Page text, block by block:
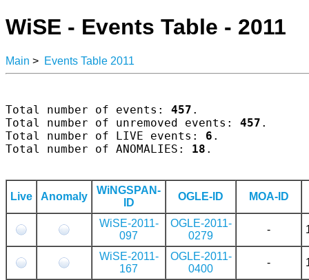
WiSE - Events Table - 2011
Main > Events Table 2011
Total number of events: 457 .
Total number of unremoved events: 457 .
Total number of LIVE events: 6 .
Total number of ANOMALIES: 18 .
Live Anomaly
WiNGSPAN-
ID
OGLE-ID MOA-ID
WiSE-2011-
097
OGLE-2011-
0279
-
WiSE-2011-
167
OGLE-2011-
0400
-